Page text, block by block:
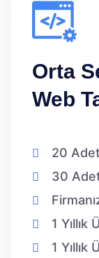
Orta
Web
20
30
1
1